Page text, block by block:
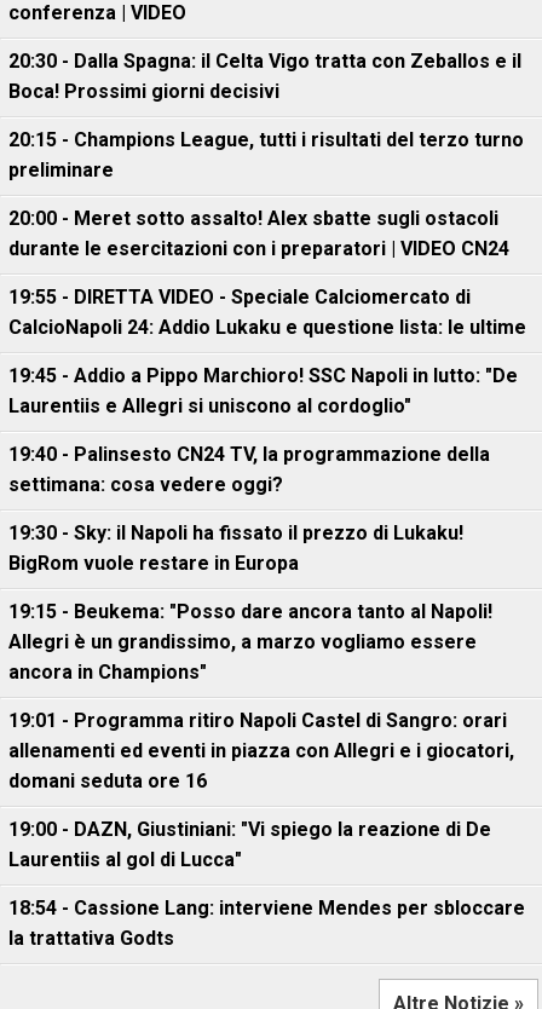
conferenza | VIDEO
20:30 - Dalla Spagna: il Celta Vigo tratta con Zeballos e il
Boca! Prossimi giorni decisivi
20:15 - Champions League, tutti i risultati del terzo turno
preliminare
20:00 - Meret sotto assalto! Alex sbatte sugli ostacoli
durante le esercitazioni con i preparatori | VIDEO CN24
19:55 - DIRETTA VIDEO - Speciale Calciomercato di
CalcioNapoli 24: Addio Lukaku e questione lista: le ultime
19:45 - Addio a Pippo Marchioro! SSC Napoli in lutto: "De
Laurentiis e Allegri si uniscono al cordoglio"
19:40 - Palinsesto CN24 TV, la programmazione della
settimana: cosa vedere oggi?
19:30 - Sky: il Napoli ha fissato il prezzo di Lukaku!
BigRom vuole restare in Europa
19:15 - Beukema: "Posso dare ancora tanto al Napoli!
Allegri è un grandissimo, a marzo vogliamo essere
ancora in Champions"
19:01 - Programma ritiro Napoli Castel di Sangro: orari
allenamenti ed eventi in piazza con Allegri e i giocatori,
domani seduta ore 16
19:00 - DAZN, Giustiniani: "Vi spiego la reazione di De
Laurentiis al gol di Lucca"
18:54 - Cassione Lang: interviene Mendes per sbloccare
la trattativa Godts
Altre Notizie »